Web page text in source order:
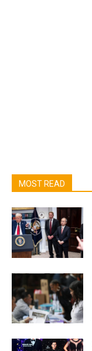
MOST READ